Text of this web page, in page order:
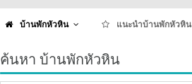
บ้านพักหัวหิน แนะนำบ้านพักหัวหิน
ค้นหา บ้านพักหัวหิน